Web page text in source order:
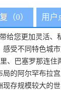
（0） 用户
给您更加灵活、
受不同特色城
、巴塞罗那连住
的阿尔罕布拉
存规模较大的